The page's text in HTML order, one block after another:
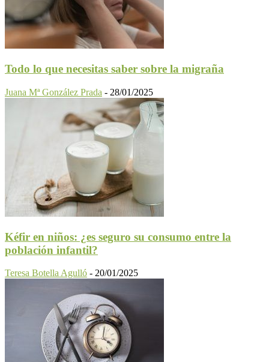
Todo lo que necesitas saber sobre la migraña
Juana Mª González Prada - 28/01/2025
Kéfir en niños: ¿es seguro su consumo entre la
población infantil?
Teresa Botella Agulló - 20/01/2025